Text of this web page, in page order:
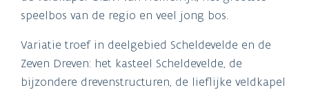
speelbos van de regio en veel jong bos.
Variatie troef in deelgebied Scheldevelde en de
Zeven Dreven: het kasteel Scheldevelde, de
bijzondere drevenstructuren, de lieflijke veldkapel